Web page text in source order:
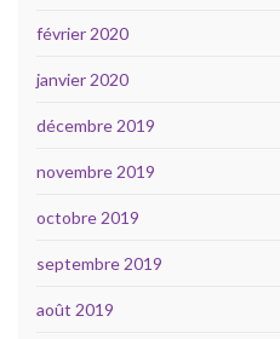
février 2020
janvier 2020
décembre 2019
novembre 2019
octobre 2019
septembre 2019
août 2019